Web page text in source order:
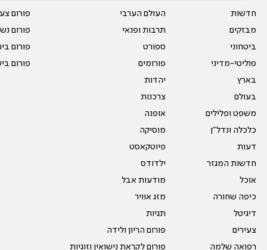
חדשות
מבזקים
ביטחוני
פוליטי-מדיני
בארץ
בעולם
משפט ופלילים
כלכלה ונדל"ן
דעות
חדשות המגזר
אוכל
כיפה שחורה
דיגיטל
צעירים
רפואה שלמה
העולם הערבי
תרבות ופנאי
ספורט
פורומים
יהדות
צרכנות
אופנה
מוסיקה
פיוטקאסט
ילדודס
מודעות אבל
מזג אוויר
תגיות
פורום הריון ולידה
פורום לקראת נישואין וזוגיות
פורום
פורום
פורום
פורום